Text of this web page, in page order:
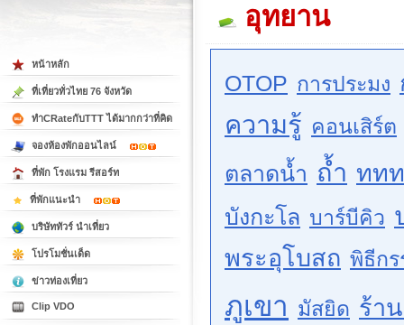
อุทยาน
OTOP การประมง
ความรู้ คอนเสิร์ต
ตลาดน้ำ ถ้ำ ทท
บังกะโล บาร์บีคิว
พระอุโบสถ พิธีกร
ภูเขา มัสยิด ร้า
หน้าหลัก
ที่เที่ยวทั่วไทย 76 จังหวัด
ทำCRateกับTTT ได้มากกว่าที่คิด
จองห้องพักออนไลน์
ที่พัก โรงแรม รีสอร์ท
ที่พักแนะนำ
บริษัททัวร์ นำเที่ยว
โปรโมชั่นเด็ด
ข่าวท่องเที่ยว
Clip VDO